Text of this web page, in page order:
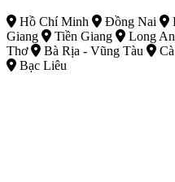
Hồ Chí Minh Đồng Nai
Giang
Tiền Giang Long An
Thơ
Bà Rịa - Vũng Tàu
Bạc Liêu